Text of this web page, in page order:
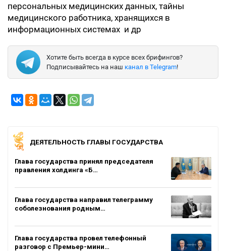
персональных медицинских данных, тайны
медицинского работника, хранящихся в
информационных системах и др
Хотите быть всегда в курсе всех брифингов?
Подписывайтесь на наш канал в Telegram!
ДЕЯТЕЛЬНОСТЬ ГЛАВЫ ГОСУДАРСТВА
Глава государства принял председателя
правления холдинга «Б…
Глава государства направил телеграмму
соболезнования родным…
Глава государства провел телефонный
разговор с Премьер-мини…